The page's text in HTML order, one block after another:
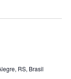
RS, Brasil